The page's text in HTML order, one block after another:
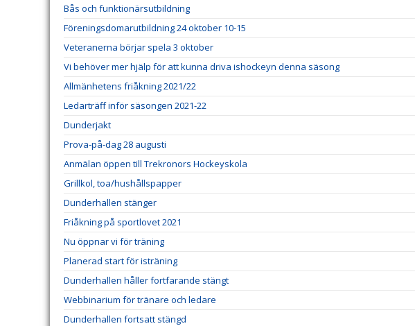
Bås och funktionärsutbildning
Föreningsdomarutbildning 24 oktober 10-15
Veteranerna börjar spela 3 oktober
Vi behöver mer hjälp för att kunna driva ishockeyn denna säsong
Allmänhetens friåkning 2021/22
Ledarträff inför säsongen 2021-22
Dunderjakt
Prova-på-dag 28 augusti
Anmälan öppen till Trekronors Hockeyskola
Grillkol, toa/hushållspapper
Dunderhallen stänger
Friåkning på sportlovet 2021
Nu öppnar vi för träning
Planerad start för isträning
Dunderhallen håller fortfarande stängt
Webbinarium för tränare och ledare
Dunderhallen fortsatt stängd